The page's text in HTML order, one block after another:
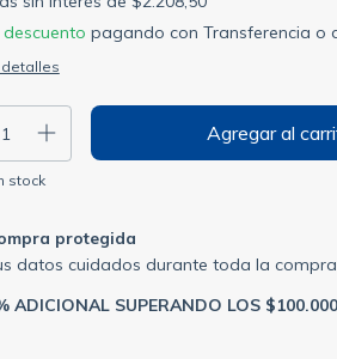
pagando con Transferencia o
detalles
stock
protegida
datos cuidados durante toda la
ADICIONAL SUPERANDO LOS $100.000